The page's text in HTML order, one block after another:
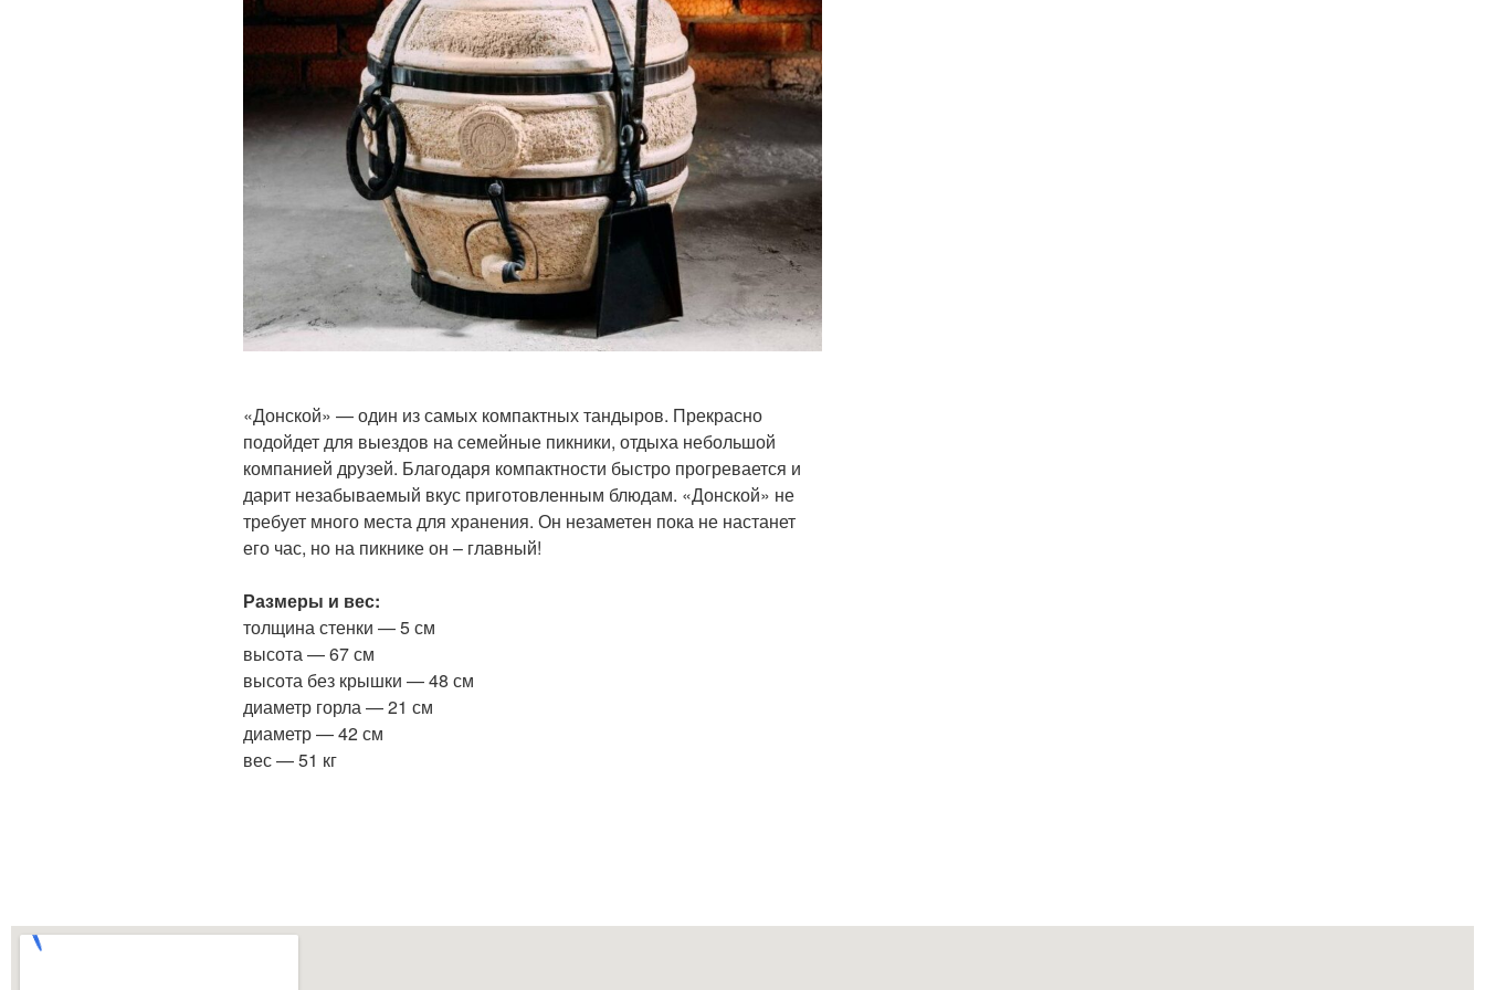
«Донской» — один из самых компактных тандыров. Прекрасно
подойдет для выездов на семейные пикники, отдыха небольшой
компанией друзей. Благодаря компактности быстро прогревается и
дарит незабываемый вкус приготовленным блюдам. «Донской» не
требует много места для хранения. Он незаметен пока не настанет
его час, но на пикнике он – главный!
Размеры и вес:
толщина стенки — 5 см
высота — 67 см
высота без крышки — 48 см
диаметр горла — 21 см
диаметр — 42 см
вес — 51 кг